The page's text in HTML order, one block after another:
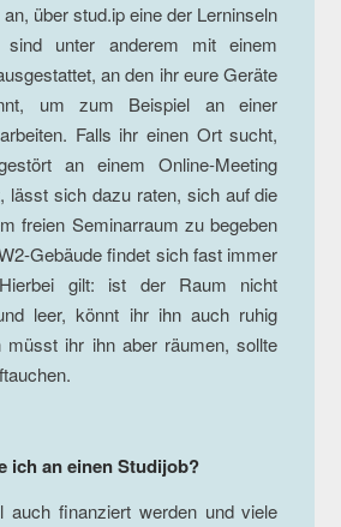
über stud.ip eine der Lerninseln
unter anderem mit einem
an den ihr eure Geräte
um zum Beispiel an einer
Falls ihr einen Ort sucht,
an einem Online-Meeting
lässt sich dazu raten, sich auf die
freien Seminarraum zu begeben
Gebäude findet sich fast immer
gilt: ist der Raum nicht
leer, könnt ihr ihn auch ruhig
müsst ihr ihn aber räumen, sollte
ich an einen Studijob?
auch finanziert werden und viele